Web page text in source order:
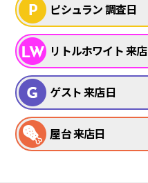
ピシュラン 調査日
リトルホワイト 来
ゲスト 来店日
屋台 来店日